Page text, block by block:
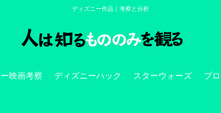
ディズニー作品｜考察と分析
映画考察 ディズニーハック スターウォーズ プ